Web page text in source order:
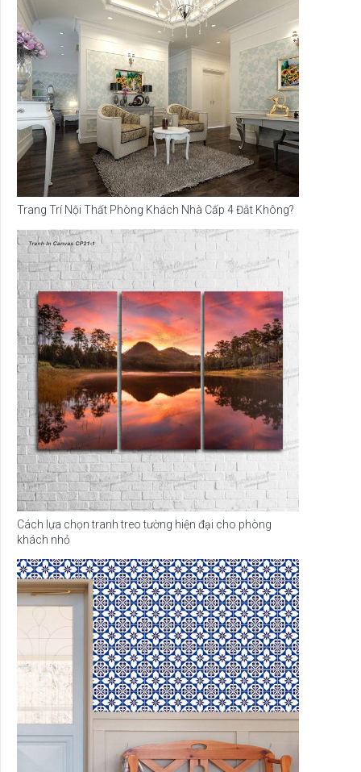
Trang Trí Nội Thất Phòng Khách Nhà Cấp 4 Đắt Không?
Cách lựa chọn tranh treo tường hiện đại cho phòng
khách nhỏ